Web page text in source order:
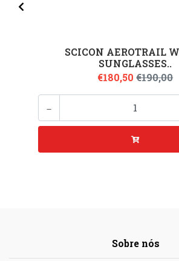
SCICON AEROTRAIL
SUNGLASSES..
€180,50 €190,00
-
Sobre nós